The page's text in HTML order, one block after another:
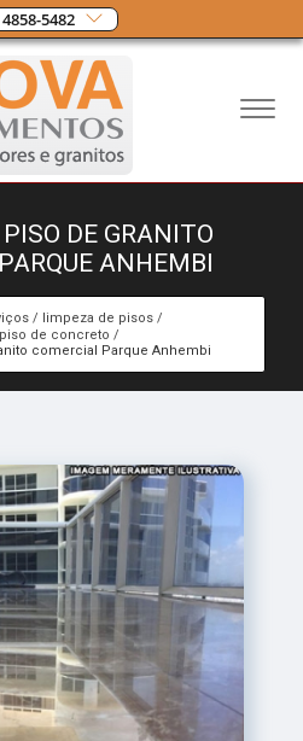
5482
DE GRANITO
ANHEMBI
limpeza de pisos
de concreto
comercial Parque Anhembi